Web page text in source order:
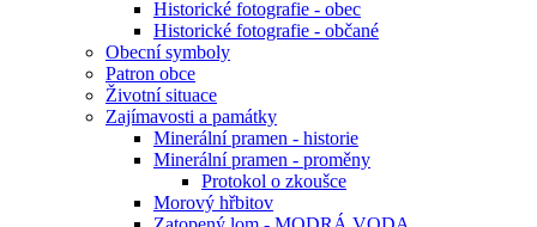
Historické fotografie - obec
Historické fotografie - občané
Obecní symboly
Patron obce
Životní situace
Zajímavosti a památky
Minerální pramen - historie
Minerální pramen - proměny
Protokol o zkoušce
Morový hřbitov